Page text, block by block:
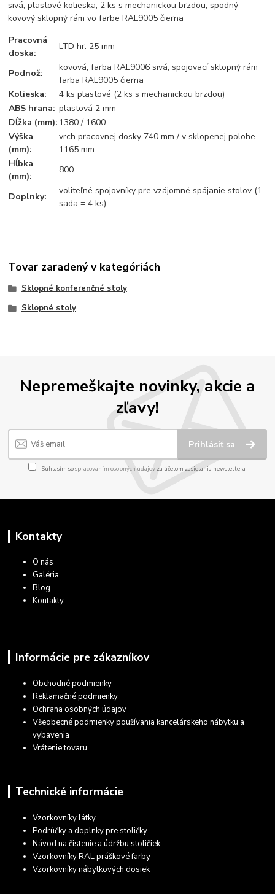
sivá, plastové kolieska, 2 ks s mechanickou brzdou, spodný
kovový sklopný rám vo farbe RAL9005 čierna
Pracovná
doska:
LTD hr. 25 mm
Podnož:
kovová, farba RAL9006 sivá, spojovací sklopný rám
farba RAL9005 čierna
Kolieska:
4 ks plastové (2 ks s mechanickou brzdou)
ABS hrana: plastová 2 mm
Dĺžka (mm): 1380 / 1600
Výška
(mm):
vrch pracovnej dosky 740 mm / v sklopenej polohe
1165 mm
Hĺbka
(mm):
800
Doplnky:
voliteľné spojovníky pre vzájomné spájanie stolov (1
sada = 4 ks)
Tovar zaradený v kategóriách
Sklopné konferenčné stoly
Sklopné stoly
Nepremeškajte novinky, akcie a
zľavy!
Prihlásiť sa
Súhlasím sospracovaním osobných údajov za účelom zasielania newslettera.
Kontakty
O nás
Galéria
Blog
Kontakty
Informácie pre zákazníkov
Obchodné podmienky
Reklamačné podmienky
Ochrana osobných údajov
Všeobecné podmienky používania kancelárskeho nábytku a
vybavenia
Vrátenie tovaru
Technické informácie
Vzorkovníky látky
Podrúčky a doplnky pre stoličky
Návod na čistenie a údržbu stoličiek
Vzorkovníky RAL práškové farby
Vzorkovníky nábytkových dosiek